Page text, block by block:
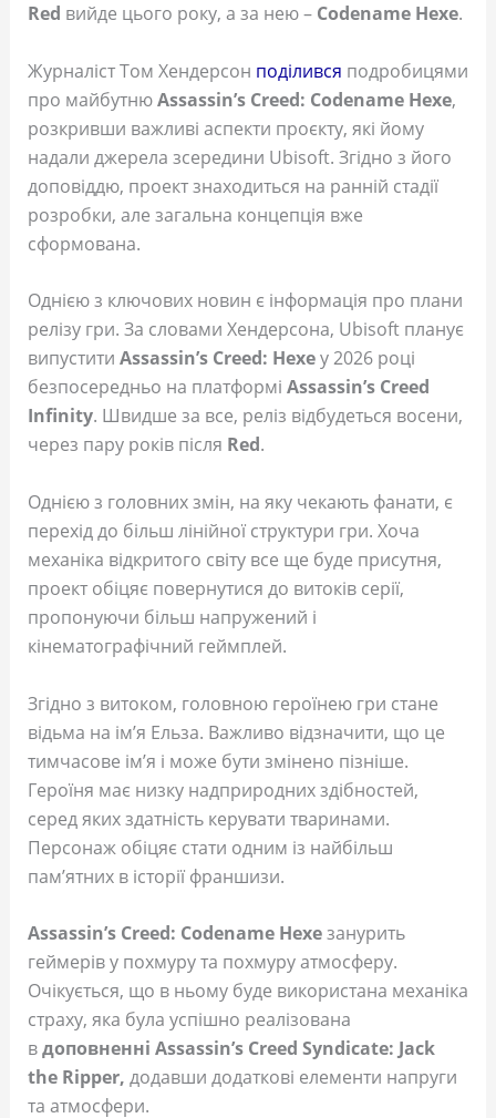
Red вийде цього року, а за нею – Codename Hexe.
Журналіст Том Хендерсон поділився подробицями
про майбутнюAssassin’s Creed: Codename Hexe,
розкривши важливі аспекти проєкту, які йому
надали джерела зсередини Ubisoft. Згідно з його
доповіддю, проект знаходиться на ранній стадії
розробки, але загальна концепція вже
сформована.
Однією з ключових новин є інформація про плани
релізу гри. За словами Хендерсона, Ubisoft планує
випустити Assassin’s Creed: Hexeу 2026 році
безпосередньо на платформі Assassin’s Creed
Infinity. Швидше за все, реліз відбудеться восени,
через пару років після Red.
Однією з головних змін, на яку чекають фанати, є
перехід до більш лінійної структури гри. Хоча
механіка відкритого світу все ще буде присутня,
проект обіцяє повернутися до витоків серії,
пропонуючи більш напружений і
кінематографічний геймплей.
Згідно з витоком, головною героїнею гри стане
відьма на ім’я Ельза. Важливо відзначити, що це
тимчасове ім’я і може бути змінено пізніше.
Героїня має низку надприродних здібностей,
серед яких здатність керувати тваринами.
Персонаж обіцяє стати одним із найбільш
пам’ятних в історії франшизи.
Assassin’s Creed: Codename Hexeзанурить
геймерів у похмуру та похмуру атмосферу.
Очікується, що в ньому буде використана механіка
страху, яка була успішно реалізована
вдоповненні Assassin’s Creed Syndicate: Jack
the Ripper, додавши додаткові елементи напруги
та атмосфери.